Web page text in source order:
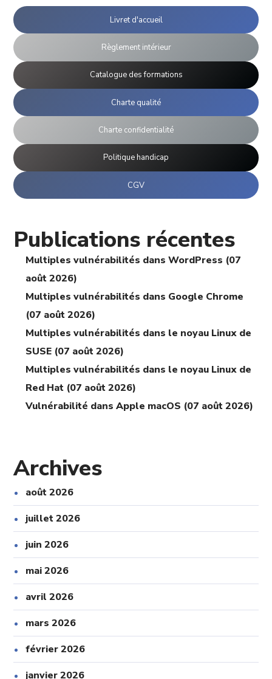
Livret d'accueil
Règlement intérieur
Catalogue des formations
Charte qualité
Charte confidentialité
Politique handicap
CGV
Publications récentes
Multiples vulnérabilités dans WordPress (07
août 2026)
Multiples vulnérabilités dans Google Chrome
(07 août 2026)
Multiples vulnérabilités dans le noyau Linux de
SUSE (07 août 2026)
Multiples vulnérabilités dans le noyau Linux de
Red Hat (07 août 2026)
Vulnérabilité dans Apple macOS (07 août 2026)
Archives
août 2026
juillet 2026
juin 2026
mai 2026
avril 2026
mars 2026
février 2026
janvier 2026